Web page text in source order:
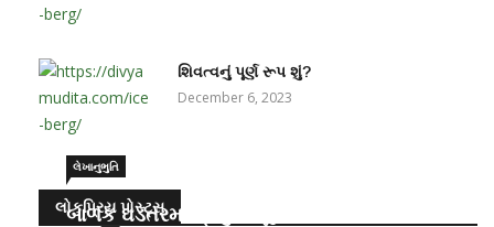
શિવત્વનું પૂર્ણ રૂપ શું?
December 6, 2023
લોકપ્રિય પોસ્ટ્સ
લેખાનુભુતિ
બાળક ઘડતરમાં પ્રમુખ ભૂમિકા – માતા-પિતાની